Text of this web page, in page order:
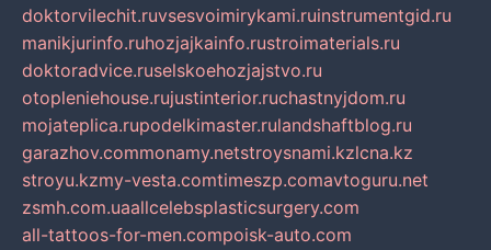
doktorvilechit.ruvsesvoimirykami.ruinstrumentgid.ru
manikjurinfo.ruhozjajkainfo.rustroimaterials.ru
doktoradvice.ruselskoehozjajstvo.ru
otopleniehouse.rujustinterior.ruchastnyjdom.ru
mojateplica.rupodelkimaster.rulandshaftblog.ru
garazhov.commonamy.netstroysnami.kzlcna.kz
stroyu.kzmy-vesta.comtimeszp.comavtoguru.net
zsmh.com.uaallcelebsplasticsurgery.com
all-tattoos-for-men.compoisk-auto.com